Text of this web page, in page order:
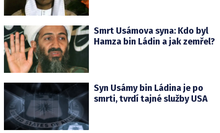
Smrt Usámova syna: Kdo byl
Hamza bin Ládin a jak zemřel?
Syn Usámy bin Ládina je po
smrti, tvrdí tajné služby USA